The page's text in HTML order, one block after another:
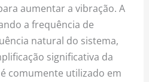
aumentar a vibração. A
a frequência de
natural do sistema,
significativa da
comumente utilizado em